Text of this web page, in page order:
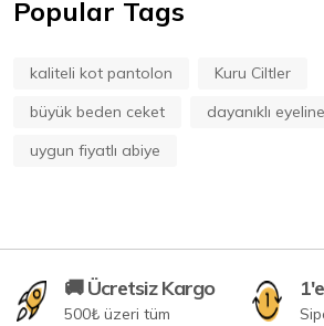
Popular Tags
kaliteli kot pantolon
Kuru Ciltler
büyük beden ceket
dayanıklı
uygun fiyatlı abiye
🚚 Ücretsiz Kargo
500₺ üzeri tüm